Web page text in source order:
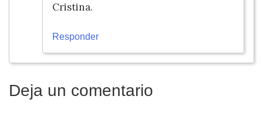
Cristina.
Responder
Deja un comentario